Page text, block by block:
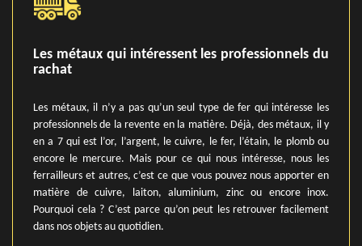
Les métaux qui intéressent les professionnels du
rachat
Les métaux, il n’y a pas qu’un seul type de fer qui intéresse les
professionnels de la revente en la matière. Déjà, des métaux, il y
en a 7 qui est l’or, l’argent, le cuivre, le fer, l’étain, le plomb ou
encore le mercure. Mais pour ce qui nous intéresse, nous les
ferrailleurs et autres, c’est ce que vous pouvez nous apporter en
matière de cuivre, laiton, aluminium, zinc ou encore inox.
Pourquoi cela ? C’est parce qu’on peut les retrouver facilement
dans nos objets au quotidien.